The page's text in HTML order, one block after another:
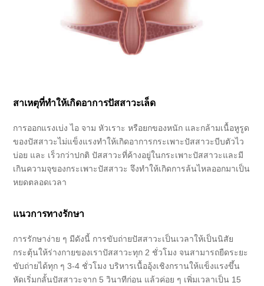
สาเหตุที่ทำให้เกิดอาการปัสสาวะเล็ด
การออกแรงเบ่ง ไอ จาม หัวเราะ หรือยกของหนัก และกล้ามเนื้อหูรูด
ของปัสสาวะไม่แข็งแรงทำให้เกิดอาการกระเพาะปัสสาวะบีบตัวไว
บ่อย และ เร็วกว่าปกติ ปัสสาวะที่ค้างอยู่ในกระเพาะปัสสาวะและมี
เกินความจุของกระเพาะปัสสาวะ จึงทำให้เกิดการล้นไหลออกมาเป็น
หยดตลอดเวลา
แนวการทางรักษา
การรักษาง่าย ๆ มีดังนี้ การขับถ่ายปัสสาวะเป็นเวลาให้เป็นนิสัย
กระตุ้นให้ร่างกายของเราปัสสาวะทุก 2 ชั่วโมง จนสามารถยืดระยะ
ขับถ่ายได้ทุก ๆ 3-4 ชั่วโมง บริหารเนื้ออุ้งเชิงกรานให้แข็งแรงขึ้น
หัดเริ่มกลั้นปัสสาวะจาก 5 วินาทีก่อน แล้วค่อย ๆ เพิ่มเวลาเป็น 15